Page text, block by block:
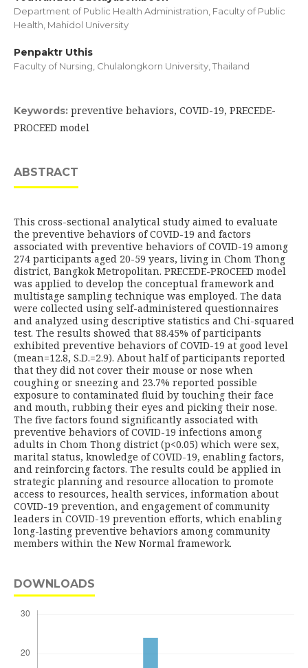
Department of Public Health Administration, Faculty of Public
Health, Mahidol University
Penpaktr Uthis
Faculty of Nursing, Chulalongkorn University, Thailand
Keywords: preventive behaviors, COVID-19, PRECEDE-
PROCEED model
ABSTRACT
This cross-sectional analytical study aimed to evaluate
the preventive behaviors of COVID-19 and factors
associated with preventive behaviors of COVID-19 among
274 participants aged 20-59 years, living in Chom Thong
district, Bangkok Metropolitan. PRECEDE-PROCEED model
was applied to develop the conceptual framework and
multistage sampling technique was employed. The data
were collected using self-administered questionnaires
and analyzed using descriptive statistics and Chi-squared
test. The results showed that 88.45% of participants
exhibited preventive behaviors of COVID-19 at good level
(mean=12.8, S.D.=2.9). About half of participants reported
that they did not cover their mouse or nose when
coughing or sneezing and 23.7% reported possible
exposure to contaminated fluid by touching their face
and mouth, rubbing their eyes and picking their nose.
The five factors found significantly associated with
preventive behaviors of COVID-19 infections among
adults in Chom Thong district (p<0.05) which were sex,
marital status, knowledge of COVID-19, enabling factors,
and reinforcing factors. The results could be applied in
strategic planning and resource allocation to promote
access to resources, health services, information about
COVID-19 prevention, and engagement of community
leaders in COVID-19 prevention efforts, which enabling
long-lasting preventive behaviors among community
members within the New Normal framework.
DOWNLOADS